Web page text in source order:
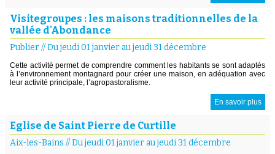
Visitegroupes : les maisons traditionnelles de la
vallée d'Abondance
Publier//Du jeudi 01 janvier au jeudi 31 décembre
Cette activité permet de comprendre comment les habitants se sont adaptés
à l’environnement montagnard pour créer une maison, en adéquation avec
leur activité principale, l’agropastoralisme.
En savoir plus
Eglise de Saint Pierre de Curtille
Aix-les-Bains //Du jeudi 01 janvier au jeudi 31 décembre